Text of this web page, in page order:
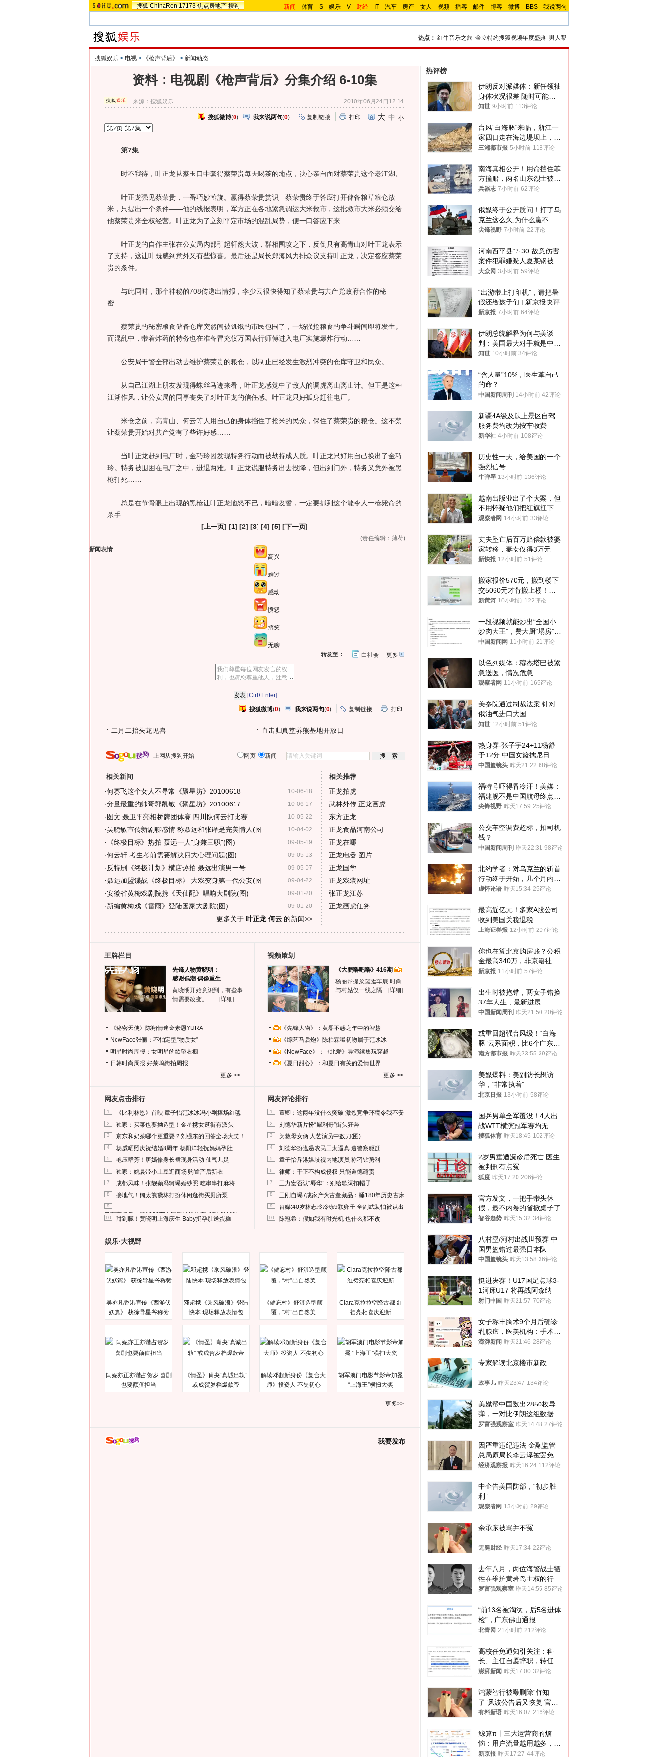
搜狐 ChinaRen 17173 焦点房地产 搜狗 新闻 - 体育 - S - 娱乐 - V - 财经 - IT - 汽车 - 房产 - 女人 - 视频 - 播客 - 邮件 - 博客 - 微博 - BBS - 我说两句
热点： 红牛音乐之旅 金立特约搜狐视频年度盛典 男人帮
搜狐娱乐 > 电视 > 《枪声背后》 > 新闻动态
资料：电视剧《枪声背后》分集介绍 6-10集
来源：搜狐娱乐 2010年06月24日12:14
搜狐微博(0) 我来说两句(0) 复制链接 打印 大 中 小
第7集
时不我待，叶正龙从蔡玉口中套得蔡荣贵每天喝茶的地点，决心亲自面对蔡荣贵这个老江湖。
叶正龙强见蔡荣贵，一番巧妙斡旋。赢得蔡荣贵赏识，蔡荣贵终于答应打开储备粮草粮仓放
米，只提出一个条件——他的线报表明，军方正在各地紧急调运大米救市，这批救市大米必须交给
他蔡荣贵来全权经营。叶正龙为了立刻平定市场的混乱局势，便一口答应下来……
叶正龙的自作主张在公安局内部引起轩然大波，群相围攻之下，反倒只有高青山对叶正龙表示
了支持，这让叶既感到意外又有些惊喜。最后还是局长郑海风力排众议支持叶正龙，决定答应蔡荣
贵的条件。
与此同时，那个神秘的708传递出情报，李少云很快得知了蔡荣贵与共产党政府合作的秘
密……
蔡荣贵的秘密粮食储备仓库突然间被饥饿的市民包围了，一场强抢粮食的争斗瞬间即将发生。
而混乱中，带着炸药的特务也在准备冒充仪万国表行师傅进入电厂实施爆炸行动……
公安局干警全部出动去维护蔡荣贵的粮仓，以制止已经发生激烈冲突的仓库守卫和民众。
从自己江湖上朋友发现得蛛丝马迹来看，叶正龙感觉中了敌人的调虎离山离山计。但正是这种
江湖作风，让公安局的同事丧失了对叶正龙的信任感。叶正龙只好孤身赶往电厂。
米仓之前，高青山、何云等人用自己的身体挡住了抢米的民众，保住了蔡荣贵的粮仓。这不禁
让蔡荣贵开始对共产党有了些许好感……
当叶正龙赶到电厂时，金巧玲因发现特务行动而被劫持成人质。叶正龙只好用自己换出了金巧
玲。特务被围困在电厂之中，进退两难。叶正龙说服特务出去投降，但出到门外，特务又意外被黑
枪打死……
总是在节骨眼上出现的黑枪让叶正龙恼怒不已，暗暗发誓，一定要抓到这个能令人一枪毙命的
杀手……
[ 上一页] [1] [2] [3] [4] [5] [下一页]
(责任编辑：薄荷)
新闻表情
高兴
难过
感动
愤怒
搞笑
无聊
更多开
转发至： 白社会
[Ctrl+Enter]
搜狐微博(0) 我来说两句(0) 复制链接 打印
二月二抬头龙见喜 直击归真堂养熊基地开放日
上网从搜狗开始 网页 新闻
相关新闻
10-06-18
·何赛飞这个女人不寻常《聚星坊》20100618
10-06-17
·分量最重的帅哥郭凯敏《聚星坊》20100617
10-05-22
· 图文:聂卫平亮相桥牌团体赛 四川队何云打比赛
10-04-02
·吴晓敏宣传新剧聊感情 称聂远和张译是完美情人(图
09-05-19
· 《终极目标》热拍 聂远一人"身兼三职"(图)
09-05-13
·何云轩:考生考前需要解决四大心理问题(图)
09-05-07
· 反特剧《终极计划》横店热拍 聂远出演男一号
09-04-22
·聂远加盟谍战《终极目标》 大戏变身第一代公安(图
09-01-20
·安徽省黄梅戏剧院携《天仙配》唱响大剧院(图)
09-01-20
·新编黄梅戏《雷雨》登陆国家大剧院(图)
更多关于 叶正龙 何云的新闻>>
相关推荐
正龙拍虎
武林外传 正龙画虎
东方正龙
正龙食品河南公司
正龙在哪
正龙电器 图片
正龙国学
正龙戏装网址
张正龙江苏
正龙画虎任务
王牌栏目
先锋人物黄晓明：
感谢低潮 偶像重生
黄晓明开始意识到，有些事
情需要改变。…… [详细]
《秘密天使》陈翔情迷金素恩YURA
NewFace张俪：不怕定型“物质女”
明星时尚周报：女明星的欲望衣橱
日韩时尚周报 好莱坞街拍周报
更多 >>
视频策划
《大鹏嘚吧嘚》416期
杨丽萍提菜篮逛车展 时尚
与村姑仅一线之隔… [详细]
《先锋人物》：黄磊不惑之年中的智慧
《综艺马后炮》陈柏霖曝初吻属于范冰冰
《NewFace》：《北爱》导演续集玩穿越
《夏日甜心》：和夏日有关的爱情世界
更多 >>
网友点击排行
1 《比利林恩》首映 章子怡范冰冰冯小刚捧场红毯
2 独家：买菜也要拗造型！金星携女逛街有派头
3 京东和奶茶哪个更重要？刘强东的回答全场大笑！
4 杨威晒照庆祝结婚8周年 杨阳洋轻抚妈妈孕肚
5 艳压群芳！唐嫣修身长裙现身活动 仙气儿足
6 独家：姚晨带小土豆逛商场 购置产后新衣
7 成都风味！张靓颖冯轲曝婚纱照 吃串串打麻将
8 接地气！阔太熊黛林打扮休闲逛街买厕所泵
9
马蓉离婚后，砸1000万人民币给媒体要求删掉这照片
10 甜到腻！黄晓明上海庆生 Baby挺孕肚送蛋糕
网友评论排行
1 董卿：这两年没什么突破 激烈竞争环境令我不安
2 刘德华新片扮“犀利哥”街头狂奔
3 为救母女俩 人艺演员中数刀(图)
4 刘德华扮邋遢农民工太逼真 遭警察驱赶
5 章子怡斥港媒歧视内地演员 称刁钻势利
6 律师：于正不构成侵权 只能道德谴责
7 王力宏否认“辱华”：别给歌词扣帽子
8 王刚自曝7成家产为古董藏品：睡180年历史古床
9 台媒:40岁林志玲冷冻9颗卵子 全副武装怕被认出
10 陈冠希：假如我有时光机 也什么都不改
娱乐·大视野
吴亦凡香港宣传《西游伏
妖篇》 获徐导星爷称赞
邓超携《乘风破浪》登陆
快本 现场释放表情包
《健忘村》舒淇造型颠
覆，“村”出自然美
Clara克拉拉空降古都 红
裙亮相喜庆迎新
闫妮亦正亦谐占贺岁 喜剧
也要颜值担当
《情圣》肖央“真诚出轨”
或成贺岁档爆款帝
解读邓超新身份《复合大
师》投资人 不失初心
胡军澳门电影节影帝加冕
“上海王”横扫大奖
更多>>
我要发布
热评榜
伊朗反对派媒体：新任领袖
身体状况很差 随时可能离
世
知世 9小时前 113评论
台风“白海豚”来临，浙江一
家四口走在海边堤坝上，其
中9岁男孩被巨浪卷入海
三湘都市报 5小时前 118评论
南海真相公开！用命挡住菲
方撞船，两名山东烈士被授
武警最高荣誉
兵器志 7小时前 62评论
俄媒终于公开质问！打了乌
克兰这么久,为什么赢不了?
答案令人沉默
尖锋视野 7小时前 22评论
河南西平县“7·30”故意伤害
案件犯罪嫌疑人夏某钢被抓
获
大众网 3小时前 59评论
“出游带上打印机”，请把暑
假还给孩子们 | 新京报快评
新京报 7小时前 64评论
伊朗总统解释为何与美谈
判：美国最大对手就是中
国，但他们也在对话
知世 10小时前 34评论
“含人量”10%，医生革自己
的命？
中国新闻周刊 14小时前 42评论
新疆4A级及以上景区自驾
服务费均改为按车收费
新华社 4小时前 108评论
历史性一天，给美国的一个
强烈信号
牛弹琴 13小时前 136评论
越南出版业出了个大案，但
不用怀疑他们把红旗扛下去
的决心
观察者网 14小时前 33评论
丈夫坠亡后百万赔偿款被婆
家转移，妻女仅得3万元
新快报 12小时前 51评论
搬家报价570元，搬到楼下
交5060元才肯搬上楼！女
子傻眼了……
新黄河 10小时前 122评论
一段视频就能炒出“全国小
炒肉大王”，费大厨“塌房”了
吗？
中国新闻网 11小时前 21评论
以色列媒体：穆杰塔巴被紧
急送医，情况危急
观察者网 11小时前 165评论
美参院通过制裁法案 针对
俄油气进口大国
知世 12小时前 51评论
热身赛-张子宇24+11杨舒
予12分 中国女篮擒尼日利
亚
中国篮镜头 昨天21:22 68评论
福特号吓得冒冷汗！美媒：
福建舰不是中国航母终点，
而是新起点！
尖锋视野 昨天17:59 25评论
公交车空调费超标，扣司机
钱？
中国新闻周刊 昨天22:31 98评论
北约学者：对乌克兰的斩首
行动终于开始，几个月内乌
将投降
虚怀论语 昨天15:34 25评论
最高近亿元！多家A股公司
收到美国关税退税
上海证券报 12小时前 207评论
你也在算北京购房账？公积
金最高340万，非京籍社保
1年
新京报 11小时前 57评论
出生时被抱错，两女子错换
37年人生，最新进展
中国新闻周刊 昨天21:50 20评论
或重回超强台风级！“白海
豚”云系面积，比6个广东还
大！深圳官方：注意这件事
南方都市报 昨天23:55 39评论
美媒爆料：美副防长想访
华，“非常执着”
北京日报 13小时前 58评论
国乒男单全军覆没！4人出
战WTT横滨冠军赛均无缘
八强
搜狐体育 昨天18:45 102评论
2岁男童遭漏诊后死亡 医生
被判刑有点冤
狐度 昨天17:20 206评论
官方发文，一把手带头休
假，最不内卷的省掀桌子了
智谷趋势 昨天15:32 34评论
八村塁/河村出战世预赛 中
国男篮错过最强日本队
中国篮镜头 昨天13:58 36评论
挺进决赛！U17国足点球3-
1河床U17 将再战阿森纳
射门中国 昨天21:57 70评论
女子称丰胸术9个月后确诊
乳腺癌，医美机构：手术不
可能引发癌症，建议走司法
澎湃新闻 昨天21:46 28评论
专家解读北京楼市新政
政事儿 昨天23:47 134评论
美媒帮中国数出2850枚导
弹，一对比伊朗这组数据，
发现出大事了
罗富强观察室 昨天14:48 27评论
因严重违纪违法 金融监管
总局原局长李云泽被罢免全
国人大代表
经济观察报 昨天16:24 112评论
中企告美国防部，“初步胜
利”
观察者网 13小时前 29评论
余承东被骂并不冤
无冕财经 昨天17:34 22评论
去年八月，两位海警战士牺
牲在维护黄岩岛主权的行动
中
罗富强观察室 昨天14:55 85评论
“前13名被淘汰，后5名进体
检”，广东佛山通报
北青网 21小时前 212评论
高校任免通知引关注：科
长、主任自愿辞职，转任思
政辅导员
澎湃新闻 昨天17:00 32评论
鸿蒙智行被曝删除“竹知
了”风波公告后又恢复 官媒
曾力挺：劝华为要大度的，
有料新语 昨天16:07 216评论
鲸算π丨三大运营商的烦
恼：用户流量越用越多，收
入却越来越少
新京报 昨天17:27 44评论